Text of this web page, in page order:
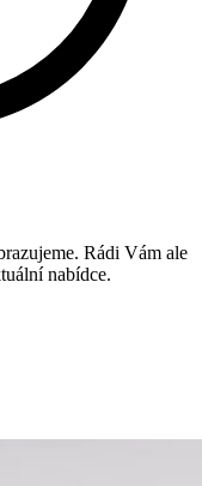
Rádi Vám ale
nabídce.